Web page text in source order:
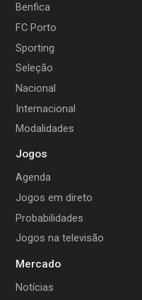
Benfica
FC Porto
Sporting
Seleção
Nacional
Internacional
Modalidades
Jogos
Agenda
Jogos em direto
Probabilidades
Jogos na televisão
Mercado
Notícias